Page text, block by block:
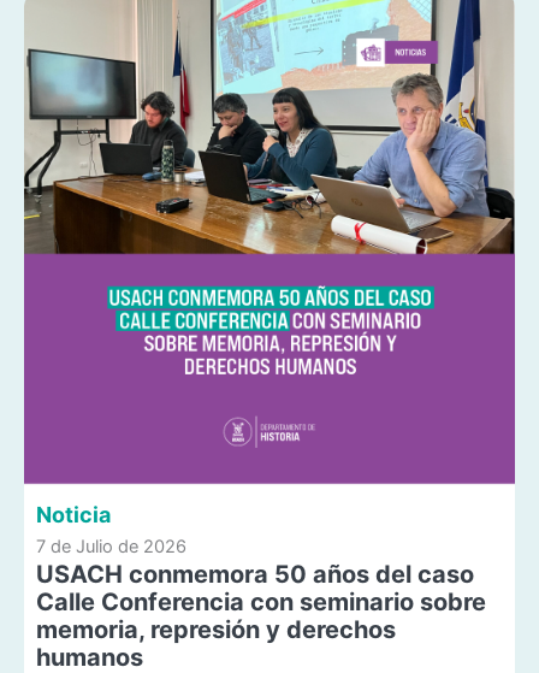
Noticia
7 de Julio de 2026
USACH conmemora 50 años del caso
Calle Conferencia con seminario sobre
memoria, represión y derechos
humanos